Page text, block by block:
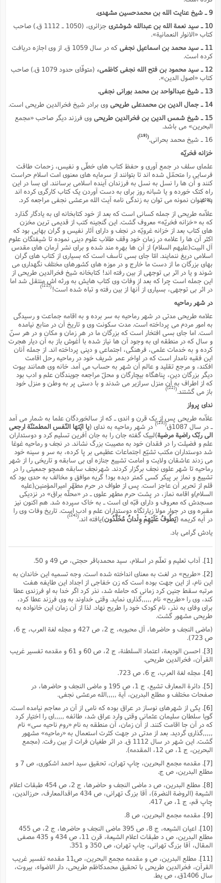
9 ـ شیخ عنایت الله بن محمدحسین مشهدى.
10 ـ سید نعمة الله بن عبدالله شوشترى
جزائرى، (1050 ـ 1112 ق.) صاحب
کتاب «الانوار النعمانیة».
11 ـ سید محمد بن اسماعیل نجفى
که در سال 1059 ق. از وى اجازه دریافت
کرده است.
12 ـ سید محمود بن فتح الله نجفى کاظمى،
(متوفّاى حدود 1079 ق.) صاحب
کتاب «اصول الدین».
13 ـ شیخ عبدالواحد بن محمد بورانى نجفى.
14 ـ جمال الدین بن محمدعلى طریحى
وى برادر شیخ فخرالدین طریحى است.
15 ـ شیخ شمس الدین بن فخرالدین طریحى
وى فرزند دیگر صاحب «مجمع
البحرین» مى باشد.
16 ـ شیخ محمد بحرانى.
[19]
)
خزانه فخریّه
علماى سلف در جمع آورى و حفظ کتاب هاى خطّى و نفیس، زحمات طاقت
فرسایى را متحمّل شده اند تا بتوانند از سرمایه هاى معنوى امت اسلام حراست
کنند و آن ها را نسل به نسل به فرزندان آینده اسلامى برسانند. اى بسا در این
راه کتک خورده و یا شبانه روز براى به دست آوردن یک کتاب کارگرى کرده اند
به عنوان نمونه مى توان به زندگى نامه آیت الله مرعشى نجفى مراجعه کرد.[20]
)
علاّمه طریحى از جمله کسانى است که بعد از خود کتابخانه اى به یادگار گذارد
که به «خزانه فخریّه» معروف گشت. این گنجینه کتب از قدیمى ترین مخزن
هاى کتاب بعد از خزانه غرویّه در نجف و داراى آثار نفیس و گران بهایى بود که
اکثر آن ها را علامه در زمان خود وقف طلاب علوم دینى نموده تا شیفتگان علوم
آل البیت(علیهم السلام) از آن ها بهره مند شده و براى نشر آرمان هاى مقدس
اسلامى دریغ ننمایند. امّا جاى بسى تأسف است که بسیارى از کتاب هاى گران
بهاى بزرگان ما از دست ما خارج و در موزه هاى کشورهاى مختلف نگهدارى مى
شوند و یا در اثر بى توجهى از بین رفته اند! کتابخانه شیخ فخرالدین طریحى از
این جمله است چرا که بعد از وفات وى کتاب هایش به ورثه اش منتقل شد اما
در اثر بى توجهى، بسیارى از آنها از بین رفته و تباه شده است!(
[21]
)
در شهر رماحیه
علامه طریحى مدتى در شهر رماحیه به سر برده و به اقامه جماعت و رسیدگى
به امور مردم مى پرداخته است. مدت سکونت وى و تاریخ آن در منابع نیامده
است. اما جاى بسى افتخار است که بزرگان ما در هر زمان و مکان و در هر سنّ
و سال که در منطقه اى به وجود آن ها نیاز شده با آغوش باز به آن دیار هجرت
کرده و به خدمات علمى، فرهنگى، اجتماعى و دینى پرداخته اند. از جمله آنان
این فقیه نامدار است که در اواخر عمر شریف خود در رماحیه رحل اقامت
افکند، و مرجع تقلید و عالم آن شهر به حساب مى آمد. خانه وى همانند بیوت
دیگر بزرگان دین، پناهگاه بیچارگان و محلّ مراجعه جویندگان علم و ادب بود
که از اطراف به آن منزل سرازیر مى شدند و با دستى پر به وطن و منزل خود
باز مى گشتند.(
[22]
)
نداى پرواز
علاّمه طریحى پس از یک قرن و اندى ـ که از سالخوردگان علما به شمار مى آمد
ـ در سال 1087ق
(
[23]
)در شهر رماحیه به نداى ( یا ایّتها النّفس المطمئنّة ارجعى
الى ربّک راضیة مرضیة)لبیک گفته جان را به جان آفرین تسلیم کرد و دوستداران
علم و فضیلت را در فقدان خود به مصیبت بزرگ نشاند. در نجف و رماحیه غوغا
شد دوستداران مکتب تشیّع اجتماعات عظیمى بر پا کرده، به سر و سینه خود
مى زدند عاشقان ولایت و امامت تشییع جنازه اى بى سابقه و تاریخى را از شهر
رماحیه تا شهر علوى نجف برگزار کردند. شهرنجف سابقه همچو جمعیتى را در
تشییع و نماز بر پیکر کسى کمتر دیده بود! گریه موافق و مخالف به حدى بود که
قلم از تحریر آن عاجز است. پس از طواف در حرم مطهّر امیرالمؤمنین(علیه
السلام)و اقامه نماز، در پشت حرم مطهر علوى ـ در «محلّه براق» در نزدیکى
مسجدش که معروف و داراى قبّه اى است ـ به خاک سپرده شد. هم اکنون نیز
مقبره وى در جوار مولا زیارتگاه دوستداران علم و ادب است. تاریخ وفات وى را
در آیه کریمه ( یَطُوفُ عَلَیْهِمْ وِلْدانٌ مُخَلَّدُون)یافته اند. [24]
)
یادش گرامى باد.
. آداب تعلیم و تعلّم در اسلام، سید محمدباقر حجتى، ص 49 و 50.
. «طریح» در لغت به معناى انداخته شده است. وجه تسمیه این خاندان به
این نام، از این جهت بوده است که زن خفاجى از اجداد این طایفه هفت
مرتبه سقط جنین کرد زمانى که حامله شد، نذر کرد اگر خدا به او فرزندى عطا
کند، وى را «طریح» نام ,,,,,گذارى نماید. وقتى خداوند به وى فرزند عطا کرد،
براى وفاى به نذر، نام کودک خود را طریح نهاد. لذا از آن زمان این خانواده به
طریحى مشهور گشت.
(ماضى النجف و حاضرها، آل محبوبه، ج 2، ص 427 و مجله لغة العرب، ج 6،
ص 723).
. احسن الودیعة، اعتماد السلطنة، ج 2، ص 60 و 61 و مقدمه تفسیر غریب
القرآن، فخرالدین طریحى.
. مجله لغة العرب، ج 6، ص 723.
. دائرة المعارف تشیع، ج 1، ص 195 و ماضى النجف و حاضرها، در
صفحات مختلف و مطلع البدرین، آیة ,,,,,الله مرعشى نجفى.
. یکى از شهرهاى نوساز در عراق بوده که نامى از آن در معاجم نیامده است.
گویا سلطان سلیمان عثمانى وقتى وارد عراق شد، طائفه ,,,,,اى را اختیار کرد
که در آن جا اقامت کنند. از آن زمان، آن منطقه به نام «روم ناحیه سى» نام
,,,,,گذارى گردید. بعد از مدتى در جهت کثرت استعمال به «رماحیه» مشهور
گشت. این شهر در سال 1112 ق. در اثر طغیان فرات از بین رفت. (مجمع
البحرین، ج 1، ص 12، المقدمه).
. مقدمه مجمع البحرین، چاپ تهران، تحقیق سید احمد اشکورى، ص 7 و
مطلع البدرین، ص ج.
. مطلع البدرین، ص د ماضى النجف و حاضرها، ج 2، ص 454 طبقات اعلام
الشیعة (الروضة النضرة)، آقا بزرگ تهرانى، ص 434 مراقدالمعارف، حرزالدین،
چاپ قم، ج 1، ص 417.
. مقدمه مجمع البحرین، ص 8.
. اعیان الشیعه، ج 8، ص 395 ماضى النجف و حاضرها، ج 2، ص 455
مطلع البدرین، ص د طبقات اعلام الشیعة، قرن 11، ص 434 و 435 مصفى
المقال، آقا بزرگ تهرانى، چاپ تهران، ص 350 و 351.
. مطلع البدرین، ص و مقدمه مجمع البحرین، ص11 مقدمه تفسیر غریب
القرآن، فخرالدین طریحى با تحقیق محمدکاظم طریحى، دار الاضواء، بیروت،
سال 1406ق.، ص یط.